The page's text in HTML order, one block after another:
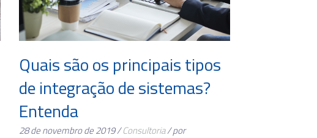
Quais são os principais tipos
de integração de sistemas?
Entenda
28 de novembro de 2019 /Consultoria/ por